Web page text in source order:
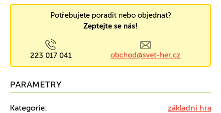
Potřebujete poradit nebo objednat?
Zeptejte se nás!
223 017 041 obchod@svet-her.cz
PARAMETRY
Kategorie:
základní hra